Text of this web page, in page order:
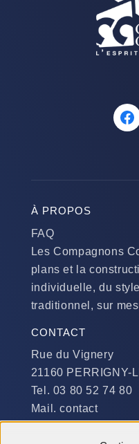
À PROPOS
FAQ
Les Compagnons
plans et la
individuelle, du
traditionnel, sur
CONTACT
Rue du Vignery
21160 PERRIGNY-
Tel. 03 80 52 74 80
Mail. contact